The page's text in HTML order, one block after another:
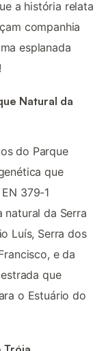
a história relata
companhia
esplanada
Natural da
do Parque
que
379-1
natural da Serra
Luís, Serra dos
e da
que
o Estuário do